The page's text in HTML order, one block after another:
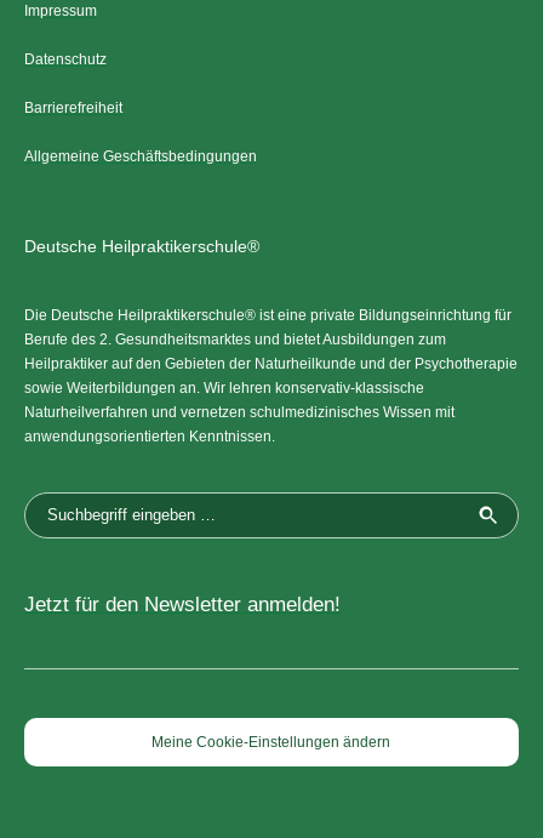
Impressum
Datenschutz
Barrierefreiheit
Allgemeine Geschäftsbedingungen
Deutsche Heilpraktikerschule®
Die Deutsche Heilpraktikerschule® ist eine private Bildungseinrichtung für
Berufe des 2. Gesundheitsmarktes und bietet Ausbildungen zum
Heilpraktiker auf den Gebieten der Naturheilkunde und der Psychotherapie
sowie Weiterbildungen an. Wir lehren konservativ-klassische
Naturheilverfahren und vernetzen schulmedizinisches Wissen mit
anwendungsorientierten Kenntnissen.
Jetzt für den Newsletter anmelden!
Meine Cookie-Einstellungen ändern